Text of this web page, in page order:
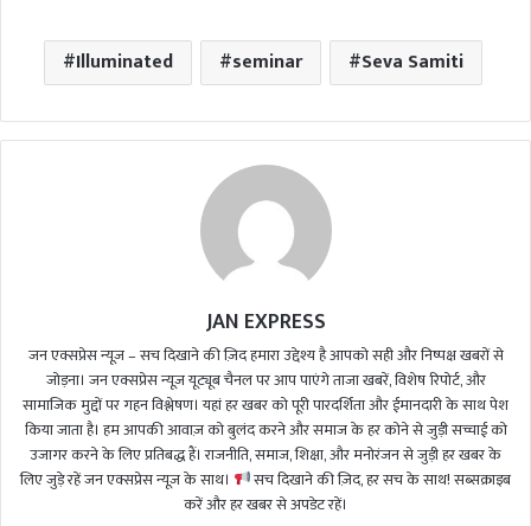
Illuminated seminar Seva Samiti
JAN EXPRESS
जन एक्सप्रेस न्यूज़ – सच दिखाने की ज़िद हमारा उद्देश्य है आपको सही और निष्पक्ष खबरों से
जोड़ना। जन एक्सप्रेस न्यूज़ यूट्यूब चैनल पर आप पाएंगे ताजा खबरें, विशेष रिपोर्ट, और
सामाजिक मुद्दों पर गहन विश्लेषण। यहां हर खबर को पूरी पारदर्शिता और ईमानदारी के साथ पेश
किया जाता है। हम आपकी आवाज़ को बुलंद करने और समाज के हर कोने से जुड़ी सच्चाई को
उजागर करने के लिए प्रतिबद्ध हैं। राजनीति, समाज, शिक्षा, और मनोरंजन से जुड़ी हर खबर के
लिए जुड़े रहें जन एक्सप्रेस न्यूज़ के साथ।
सच दिखाने की ज़िद, हर सच के साथ! सब्सक्राइब
करें और हर खबर से अपडेट रहें।